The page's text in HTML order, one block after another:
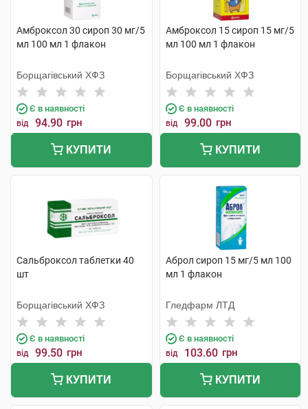
Амброксол 30 сироп 30 мг/5
мл 100 мл 1 флакон
Борщагівський ХФЗ
Є в наявності
від 94.90 грн
КУПИТИ
Амброксол 15 сироп 15 мг/5
мл 100 мл 1 флакон
Борщагівський ХФЗ
Є в наявності
від 99.00 грн
КУПИТИ
Сальброксол таблетки 40
шт
Борщагівський ХФЗ
Є в наявності
від 99.50 грн
КУПИТИ
Аброл сироп 15 мг/5 мл 100
мл 1 флакон
Гледфарм ЛТД
Є в наявності
від 103.60 грн
КУПИТИ